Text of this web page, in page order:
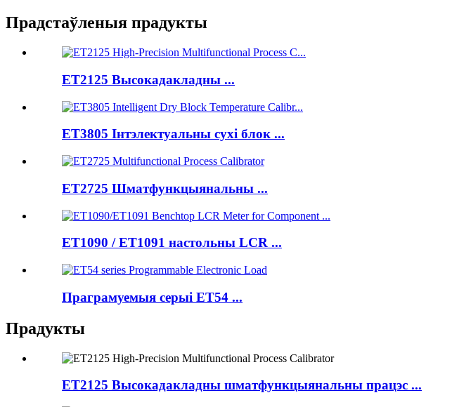
Прадстаўленыя прадукты
ET2125 Высокадакладны ...
ET3805 Інтэлектуальны сухі блок ...
ET2725 Шматфункцыянальны ...
ET1090 / ET1091 настольны LCR ...
Праграмуемыя серыі ET54 ...
Прадукты
ET2125 Высокадакладны шматфункцыянальны працэс ...